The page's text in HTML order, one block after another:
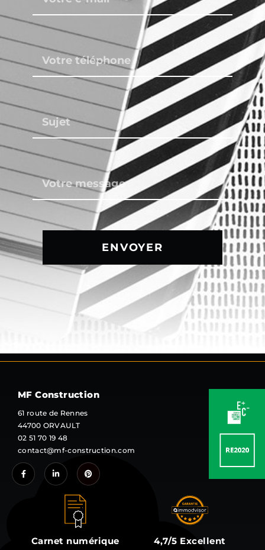
ENVOYER
MF Construction
61 route de Rennes
44700 ORVAULT
02 51 70 19 48
contact@mf-construction.com
Carnet numérique 4,7/5 Excellent